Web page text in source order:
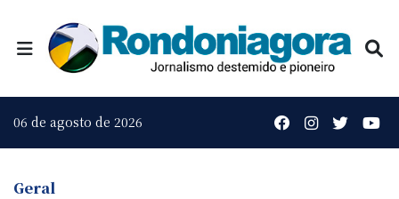
06 de agosto de 2026
Geral